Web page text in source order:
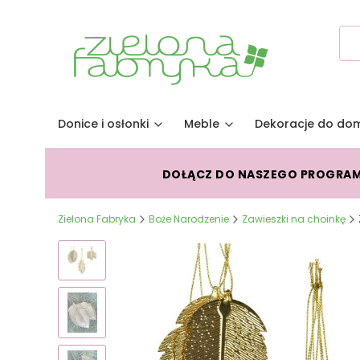
Donice i osłonki Meble Dekoracje do
DOŁĄCZ DO NASZEGO
Zielona Fabryka Boże Narodzenie Zawieszki na choinkę